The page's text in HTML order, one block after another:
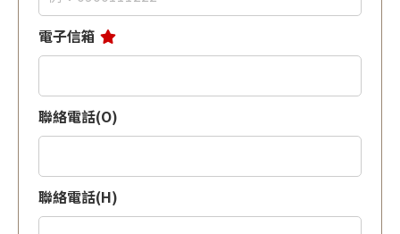
電子信箱
聯絡電話(O)
聯絡電話(H)